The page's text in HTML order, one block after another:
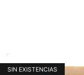
SIN EXISTENCIAS